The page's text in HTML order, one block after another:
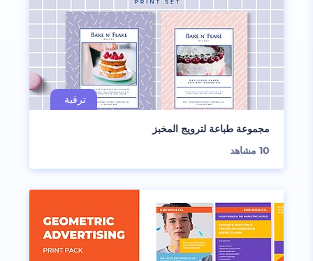
مجموعة طباعة لترويج المخبز
10 مشاهد